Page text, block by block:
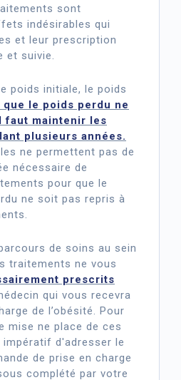
sont
indésirables qui
et leur prescription
et suivie.
poids initiale, le poids
que le poids perdu ne
faut maintenir les
plusieurs années.
ne permettent pas de
nécessaire de
pour que le
ne soit pas repris à
de soins au sein
traitements ne vous
prescrits
qui vous recevra
de l’obésité. Pour
mise ne place de ces
d'adresser le
de prise en charge
complété par votre